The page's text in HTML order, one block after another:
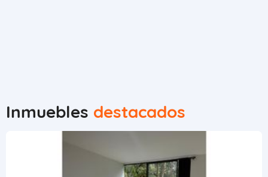
Inmuebles destacados